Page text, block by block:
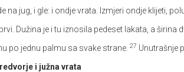
na jug, i gle: i ondje vrata. Izmjeri ondje klijeti,
Dužina je i tu iznosila pedeset lakata, a širina
po jednu palmu sa svake strane. 27 Unutrašnje
i južna vrata